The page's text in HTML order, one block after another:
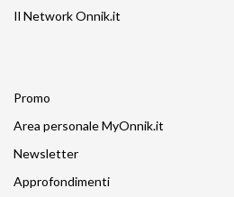
Il Network Onnik.it
Promo
Area personale MyOnnik.it
Newsletter
Approfondimenti